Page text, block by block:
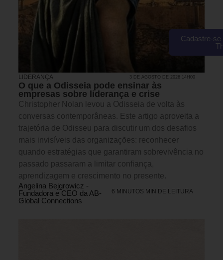
LIDERANÇA 3 DE AGOSTO DE 2026 14H00
O que a Odisseia pode ensinar às
empresas sobre liderança e crise
Christopher Nolan levou a Odisseia de volta às
conversas contemporâneas. Este artigo aproveita a
trajetória de Odisseu para discutir um dos desafios
mais invisíveis das organizações: reconhecer
quando estratégias que garantiram sobrevivência no
passado passaram a limitar confiança,
aprendizagem e crescimento no presente.
Angelina Bejgrowicz -
Fundadora e CEO da AB-
Global Connections
6 MINUTOS MIN DE LEITURA
Cadastre-